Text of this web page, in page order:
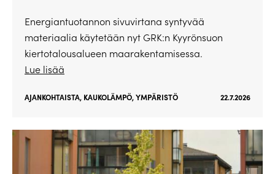
Energiantuotannon sivuvirtana syntyvää
materiaalia käytetään nyt GRK:n Kyyrönsuon
kiertotalousalueen maarakentamisessa.
Lue lisää
AJANKOHTAISTA, KAUKOLÄMPÖ,YMPÄRISTÖ 22.7.2026